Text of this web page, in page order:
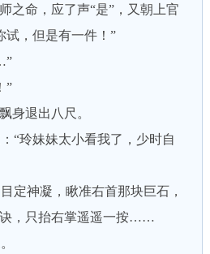
命，应了声“是”，又朝上官
试，但是有一件！”
”
退出八尺。
玲妹妹太小看我了，少时自
神凝，瞅准右首那块巨石，
诀，只抬右掌遥遥一按……